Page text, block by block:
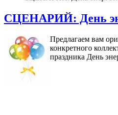
СЦЕНАРИЙ: День
Предлагаем вам
конкретного
праздника День